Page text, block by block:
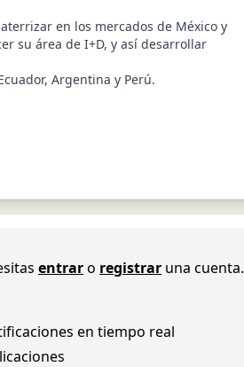
en los mercados de México y
su área de I+D, y así desarrollar
Argentina y Perú.
entraro registrar una cuenta.
en tiempo real